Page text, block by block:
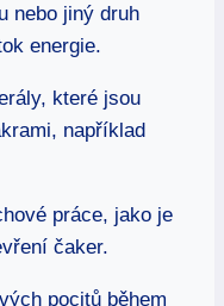
nebo jiný druh
energie.
které jsou
například
práce, jako je
čaker.
pocitů během